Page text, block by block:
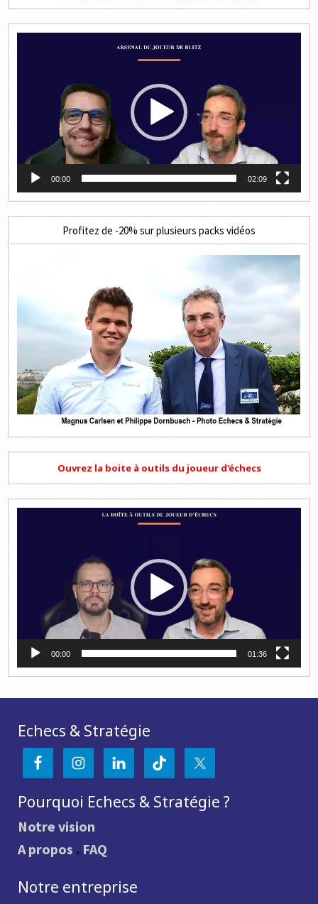
00:00 02:09
Profitez de -20% sur plusieurs packs vidéos
Ouvrez la boite à outils du joueur d'échecs
00:00 01:36
Echecs & Stratégie
Pourquoi Echecs & Stratégie ?
Notre vision
A propos . FAQ
Notre entreprise